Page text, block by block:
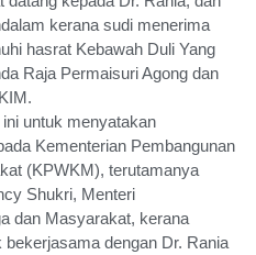
kerana sudi menerima
hasrat Kebawah Duli Yang
Raja Permaisuri Agong dan
untuk menyatakan
Kementerian Pembangunan
(KPWKM), terutamanya
Shukri, Menteri
dan Masyarakat, kerana
dengan Dr. Rania